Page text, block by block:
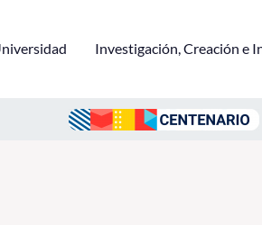
Investigación, Creación e